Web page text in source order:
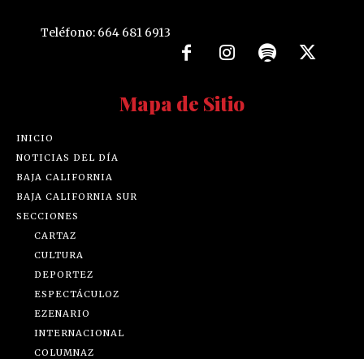
Teléfono: 664 681 6913
Mapa de Sitio
INICIO
NOTICIAS DEL DÍA
BAJA CALIFORNIA
BAJA CALIFORNIA SUR
SECCIONES
CARTAZ
CULTURA
DEPORTEZ
ESPECTÁCULOZ
EZENARIO
INTERNACIONAL
COLUMNAZ